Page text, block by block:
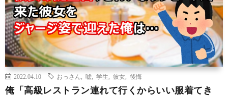
2022.04.10 おっさん 嘘 学生 彼女 後悔
俺「高級レストラン連れて行くからいい服着てき